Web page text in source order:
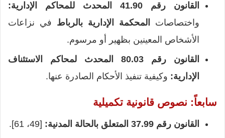
القانون رقم 41.90 المحدث للمحاكم الإدارية:
واختصاصات
المحكمة الإدارية بالرباط في نزاعات
الأشخاص المعينين بظهير أو مرسوم.
القانون رقم 80.03 المحدث لمحاكم الاستئناف
الإدارية: وكيفية تنفيذ الأحكام الصادرة عنها.
سابعاً: نصوص قانونية تكميلية
القانون رقم 37.99 المتعلق بالحالة المدنية:
[49، 61].